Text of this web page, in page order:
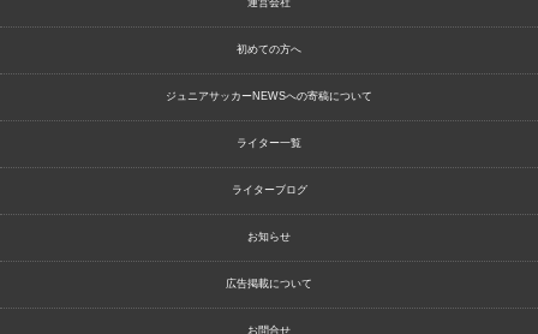
運営会社
初めての方へ
ジュニアサッカーNEWSへの寄稿について
ライター一覧
ライターブログ
お知らせ
広告掲載について
お問合せ